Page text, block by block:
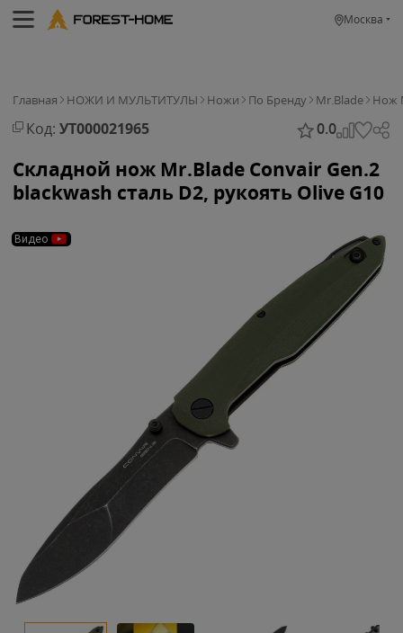
Москва
Главная НОЖИ И МУЛЬТИТУЛЫ Ножи По Бренду Mr.Blade Нож
Код: УТ000021965 0.0
Складной нож Mr.Blade Convair Gen.2
blackwash сталь D2, рукоять Olive G10
Видео